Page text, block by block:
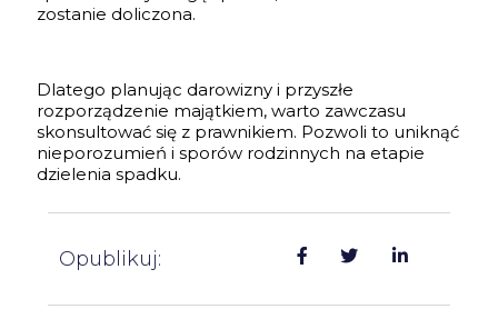
zostanie doliczona.
Dlatego planując darowizny i przyszłe
rozporządzenie majątkiem, warto zawczasu
skonsultować się z prawnikiem. Pozwoli to uniknąć
nieporozumień i sporów rodzinnych na etapie
dzielenia spadku.
Opublikuj: